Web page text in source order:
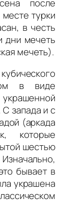
после
турки
в честь
дни мечеть
мечеть).
в виде
запада и с
(аркада
которые
шестью
бывает в
украшена